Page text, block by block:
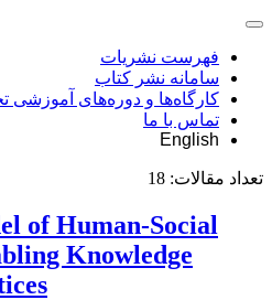
فهرست نشریات
سامانه نشر کتاب
کارگاه‌ها و دوره‌های
تماس با ما
English
تعداد مقالات: 18
of Human-Social
Knowledge